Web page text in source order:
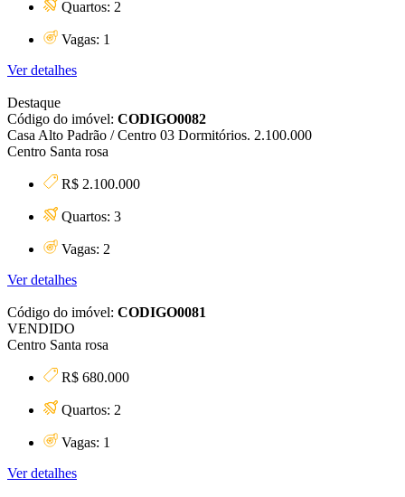
Quartos: 2
Vagas: 1
Ver detalhes
Destaque
Código do imóvel: CODIGO0082
Casa Alto Padrão / Centro 03 Dormitórios. 2.100.000
Centro Santa rosa
R$ 2.100.000
Quartos: 3
Vagas: 2
Ver detalhes
Código do imóvel: CODIGO0081
VENDIDO
Centro Santa rosa
R$ 680.000
Quartos: 2
Vagas: 1
Ver detalhes